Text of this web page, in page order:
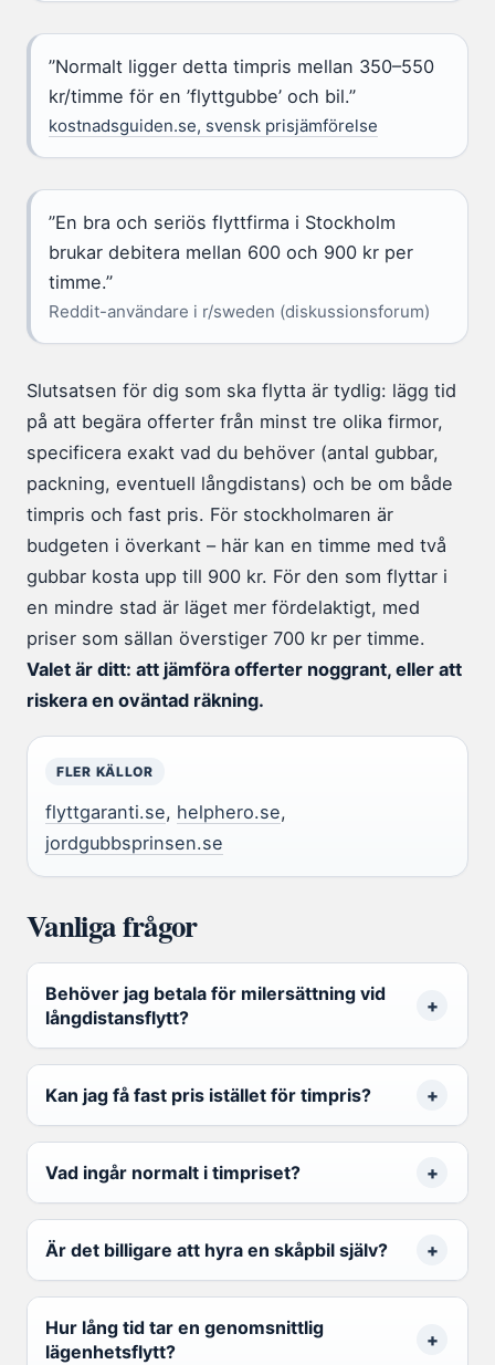
”Normalt ligger detta timpris mellan 350–550
kr/timme för en ’flyttgubbe’ och bil.”
kostnadsguiden.se, svensk prisjämförelse
”En bra och seriös flyttfirma i Stockholm
brukar debitera mellan 600 och 900 kr per
timme.”
Reddit-användare i r/sweden (diskussionsforum)
Slutsatsen för dig som ska flytta är tydlig: lägg tid
på att begära offerter från minst tre olika firmor,
specificera exakt vad du behöver (antal gubbar,
packning, eventuell långdistans) och be om både
timpris och fast pris. För stockholmaren är
budgeten i överkant – här kan en timme med två
gubbar kosta upp till 900 kr. För den som flyttar i
en mindre stad är läget mer fördelaktigt, med
priser som sällan överstiger 700 kr per timme.
Valet är ditt: att jämföra offerter noggrant, eller att
riskera en oväntad räkning.
FLER KÄLLOR
flyttgaranti.se, helphero.se,
jordgubbsprinsen.se
Vanliga frågor
Behöver jag betala för milersättning vid
långdistansflytt?
Kan jag få fast pris istället för timpris?
Vad ingår normalt i timpriset?
Är det billigare att hyra en skåpbil själv?
Hur lång tid tar en genomsnittlig
lägenhetsflytt?